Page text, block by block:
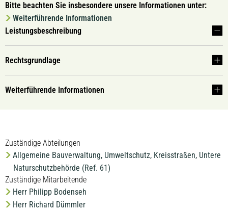
Bitte beachten Sie insbesondere unsere Informationen unter:
Weiterführende Informationen
Leistungsbeschreibung
Rechtsgrundlage
Weiterführende Informationen
Zuständige Abteilungen
Allgemeine Bauverwaltung, Umweltschutz, Kreisstraßen, Untere
Naturschutzbehörde (Ref. 61)
Zuständige Mitarbeitende
Herr Philipp Bodenseh
Herr Richard Dümmler